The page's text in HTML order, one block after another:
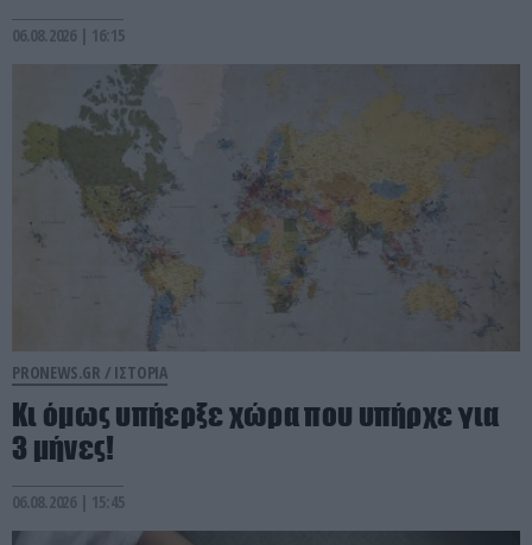
06.08.2026 | 16:15
PRONEWS.GR / ΙΣΤΟΡΙΑ
Κι όμως υπήερξε χώρα που υπήρχε για
3 μήνες!
06.08.2026 | 15:45